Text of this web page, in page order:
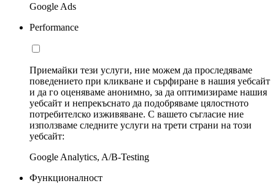
Google Ads
Performance
Приемайки тези услуги, ние можем да проследяваме
поведението при кликване и сърфиране в нашия уебсайт
и да го оценяваме анонимно, за да оптимизираме нашия
уебсайт и непрекъснато да подобряваме цялостното
потребителско изживяване. С вашето съгласие ние
използваме следните услуги на трети страни на този
уебсайт:
Google Analytics, A/B-Testing
Функционалност